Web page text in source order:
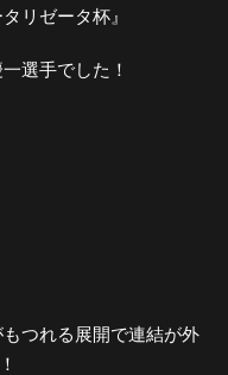
リゼータ杯』
選手でした！
つれる展開で連結が外